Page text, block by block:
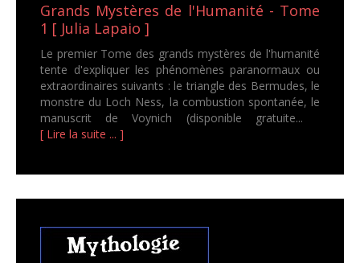
Grands Mystères de l'Humanité - Tome
1 [ Julia Lapaio ]
Le premier Tome des grands mystères de l'humanité
tente d'expliquer les phénomènes paranormaux ou
extraordinaires suivants : le triangle des Bermudes, le
monstre du Loch Ness, la combustion spontanée, le
manuscrit de Voynich (disponible gratuite...
[ Lire la suite ... ]